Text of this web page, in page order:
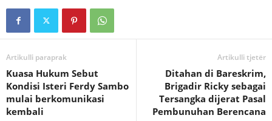
Artikulli paraprak
Kuasa Hukum Sebut
Kondisi Isteri Ferdy Sambo
mulai berkomunikasi
kembali
Artikulli tjetër
Ditahan di Bareskrim,
Brigadir Ricky sebagai
Tersangka dijerat Pasal
Pembunuhan Berencana